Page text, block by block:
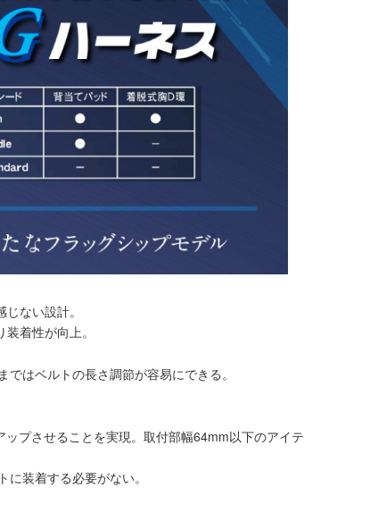
ない設計。
着性が向上。
はベルトの長さ調節が容易にできる。
プさせることを実現。取付部幅64mm以下のアイテ
装着する必要がない。